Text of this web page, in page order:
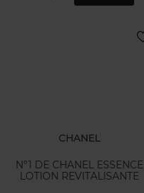
CHANEL
N°1 DE CHANEL ESSENCE
LOTION REVITALISANTE